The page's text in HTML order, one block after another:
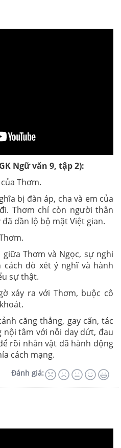
Ngữ văn 9, tập 2):
Thơm.
bị đàn áp, cha và em của
Thơm chỉ còn người thân
dần lộ bộ mặt Việt gian.
Thơm và Ngọc, sự nghi
dò xét ý nghĩ và hành
sự thật.
xảy ra với Thơm, buộc cô
căng thẳng, gay cấn, tác
nội tâm với nỗi day dứt, đau
rồi nhân vật đã hành động
cách mạng.
Đánh giá: